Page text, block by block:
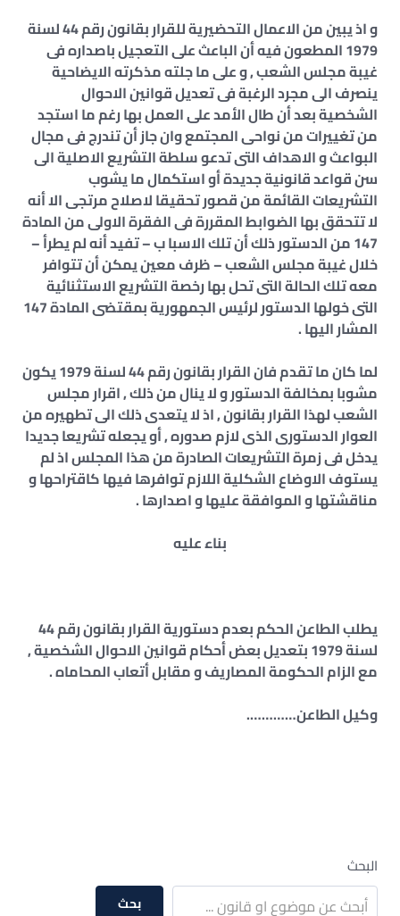
و اذ يبين من الاعمال التحضيرية للقرار بقانون رقم 44 لسنة
1979 المطعون فيه أن الباعث على التعجيل باصداره فى
غيبة مجلس الشعب , و على ما جلته مذكرته الايضاحية
ينصرف الى مجرد الرغبة فى تعديل قوانين الاحوال
الشخصية بعد أن طال الأمد على العمل بها رغم ما استجد
من تغييرات من نواحى المجتمع وان جاز أن تندرج فى مجال
البواعث و الاهداف التى تدعو سلطة التشريع الاصلية الى
سن قواعد قانونية جديدة أو استكمال ما يشوب
التشريعات القائمة من قصور تحقيقا لاصلاح مرتجى الا أنه
لا تتحقق بها الضوابط المقررة فى الفقرة الاولى من المادة
147 من الدستور ذلك أن تلك الاسبا ب – تفيد أنه لم يطرأ –
خلال غيبة مجلس الشعب – ظرف معين يمكن أن تتوافر
معه تلك الحالة التى تحل بها رخصة التشريع الاستثنائية
التى خولها الدستور لرئيس الجمهورية بمقتضى المادة 147
المشار اليها .
لما كان ما تقدم فان القرار بقانون رقم 44 لسنة 1979 يكون
مشوبا بمخالفة الدستور و لا ينال من ذلك , اقرار مجلس
الشعب لهذا القرار بقانون , اذ لا يتعدى ذلك الى تطهيره من
العوار الدستورى الذى لازم صدوره , أو يجعله تشريعا جديدا
يدخل فى زمرة التشريعات الصادرة من هذا المجلس اذ لم
يستوف الاوضاع الشكلية اللازم توافرها فيها كاقتراحها و
مناقشتها و الموافقة عليها و اصدارها .
بناء عليه
يطلب الطاعن الحكم بعدم دستورية القرار بقانون رقم 44
لسنة 1979 بتعديل بعض أحكام قوانين الاحوال الشخصية ,
مع الزام الحكومة المصاريف و مقابل أتعاب المحاماه .
وكيل الطاعن………….
البحث
بحث